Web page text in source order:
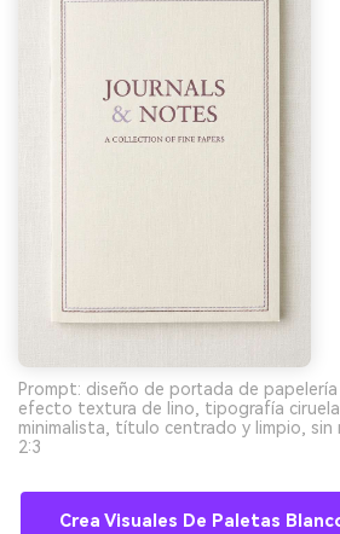
Prompt: diseño de portada de
efecto textura de lino, tipografía
minimalista, título centrado y limpio, sin
2:3
Crea Visuales De Paletas